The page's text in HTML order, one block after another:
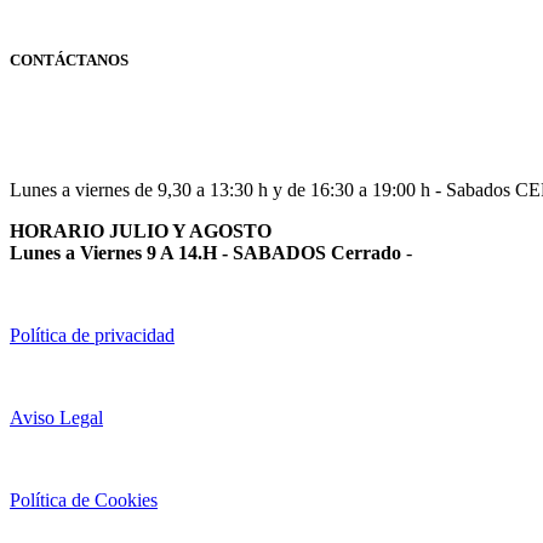
CONTÁCTANOS
Lunes a viernes de 9,30 a 13:30 h y de 16:30 a 19:00 h - Sabados
HORARIO JULIO Y AGOSTO
Lunes a Viernes 9 A 14.H - SABADOS Cerrado -
Política de privacidad
Aviso Legal
Política de Cookies